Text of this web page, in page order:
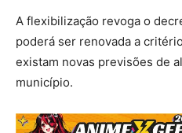
A flexibilização revoga o
poderá ser renovada a
existam novas previsões de
município.